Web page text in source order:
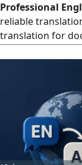
Professional
reliable
translation for